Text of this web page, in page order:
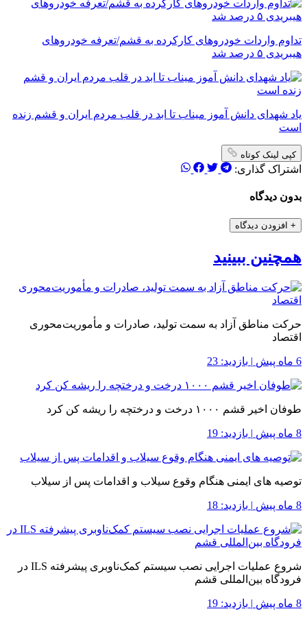
تداوم واردات خودروهای کارکرده به قشم/تعرفه خودروهای
هیبریدی ۵ درصد شد
یاد شهدای دانش آموز میناب تا ابد در قلب مردم ایران و قشم زنده
است
کپی لینک کوتاه
اشتراک گذاری:
بدون دیدگاه
+ افزودن دیدگاه
همچنین ببینید
حرکت مناطق آزاد به سمت تولید، صادرات و مأموریت‌محوری
اقتصاد
6 ماه پیش | بازدید: 23
طوفان اخیر قشم ۱۰۰۰ درخت و درختچه را ریشه کن کرد
8 ماه پیش | بازدید: 19
توصیه های ایمنی هنگام وقوع سیلاب و اقدامات پس از سیلاب
8 ماه پیش | بازدید: 18
شروع عملیات اجرایی نصب سیستم کمک‌ناوبری پیشرفته ILS در
فرودگاه بین‌المللی قشم
8 ماه پیش | بازدید: 19